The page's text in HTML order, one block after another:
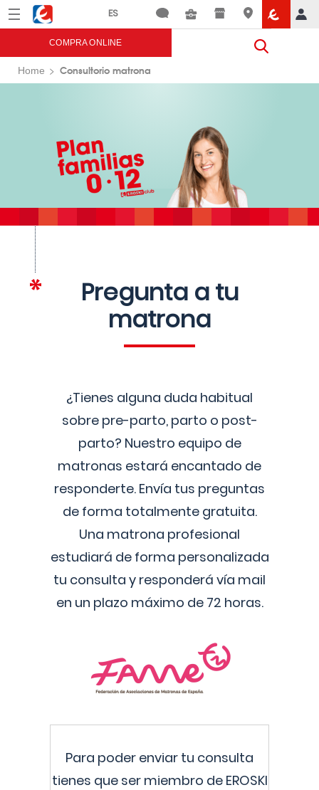
Menú Eroski
COMPRA ONLINE
Home Consultorio matrona
Pregunta a tu
matrona
¿Tienes alguna duda habitual
sobre pre-parto, parto o post-
parto? Nuestro equipo de
matronas estará encantado de
responderte. Envía tus preguntas
de forma totalmente gratuita.
Una matrona profesional
estudiará de forma personalizada
tu consulta y responderá vía mail
en un plazo máximo de 72 horas.
Para poder enviar tu consulta
tienes que ser miembro de EROSKI